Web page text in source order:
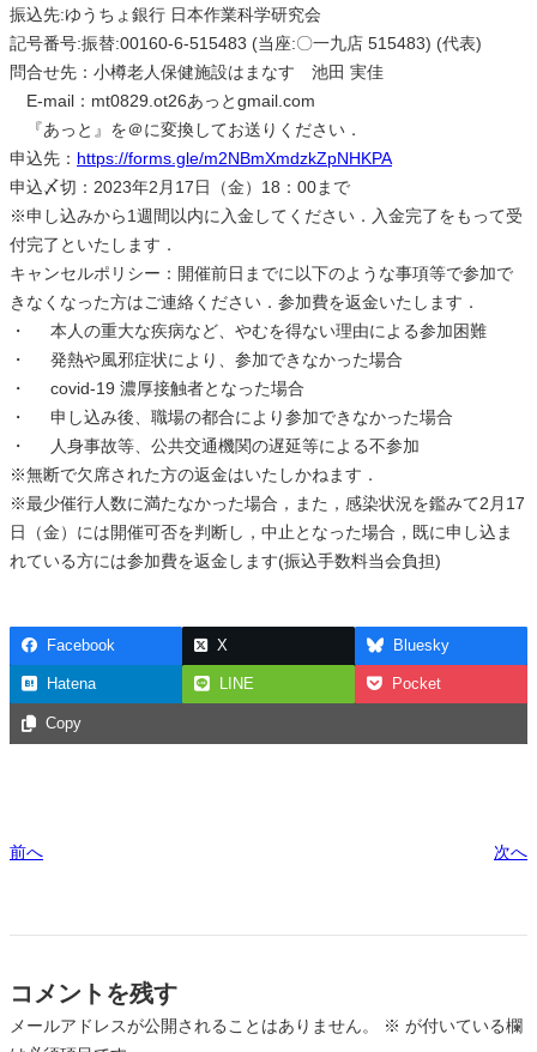
振込先:ゆうちょ銀行 日本作業科学研究会
記号番号:振替:00160-6-515483 (当座:〇一九店 515483) (代表)
問合せ先：小樽老人保健施設はまなす 池田 実佳
E-mail：mt0829.ot26あっとgmail.com
『あっと』を＠に変換してお送りください．
申込先： https://forms.gle/m2NBmXmdzkZpNHKPA
申込〆切：2023年2月17日（金）18：00まで
※申し込みから1週間以内に入金してください．入金完了をもって受
付完了といたします．
キャンセルポリシー：開催前日までに以下のような事項等で参加で
きなくなった方はご連絡ください．参加費を返金いたします．
・ 本人の重大な疾病など、やむを得ない理由による参加困難
・ 発熱や風邪症状により、参加できなかった場合
・ covid-19 濃厚接触者となった場合
・ 申し込み後、職場の都合により参加できなかった場合
・ 人身事故等、公共交通機関の遅延等による不参加
※無断で欠席された方の返金はいたしかねます．
※最少催行人数に満たなかった場合，また，感染状況を鑑みて2月17
日（金）には開催可否を判断し，中止となった場合，既に申し込ま
れている方には参加費を返金します(振込手数料当会負担)
Facebook X Bluesky
Hatena LINE Pocket
Copy
前へ 次へ
コメントを残す
メールアドレスが公開されることはありません。 ※ が付いている欄